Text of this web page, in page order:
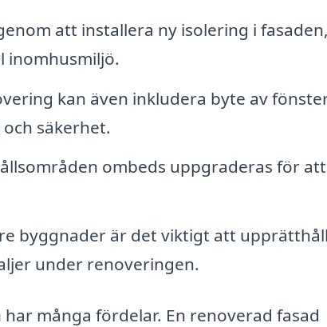
att installera ny isolering i fasaden,
inomhusmiljö.
kan även inkludera byte av
säkerhet.
ombeds uppgraderas för att
byggnader är det viktigt att
under renoveringen.
många fördelar. En renoverad fasad